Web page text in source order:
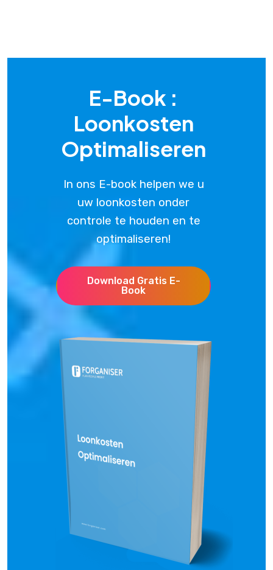
E-Book :
Loonkosten
Optimaliseren
In ons E-book helpen we u
uw loonkosten onder
controle te houden en te
optimaliseren!
Download Gratis E-
Book